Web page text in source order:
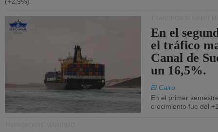
En el
el tráfico
Canal de
un 16,5%.
El Cairo
En el primer
crecimiento fue del